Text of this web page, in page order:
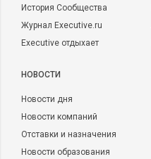
История Сообщества
Журнал Executive.ru
Executive отдыхает
НОВОСТИ
Новости дня
Новости компаний
Отставки и назначения
Новости образования